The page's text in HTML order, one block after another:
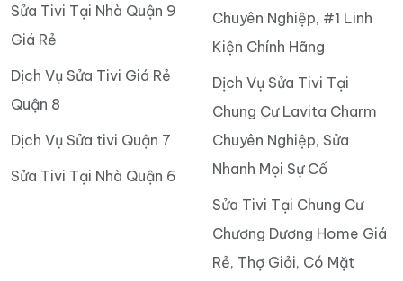
Sửa Tivi Tại Nhà Quận 9
Giá Rẻ
Dịch Vụ Sửa Tivi Giá Rẻ
Quận 8
Dịch Vụ Sửa tivi Quận 7
Sửa Tivi Tại Nhà Quận 6
Chuyên Nghiệp, #1 Linh
Kiện Chính Hãng
Dịch Vụ Sửa Tivi Tại
Chung Cư Lavita Charm
Chuyên Nghiệp, Sửa
Nhanh Mọi Sự Cố
Sửa Tivi Tại Chung Cư
Chương Dương Home Giá
Rẻ, Thợ Giỏi, Có Mặt